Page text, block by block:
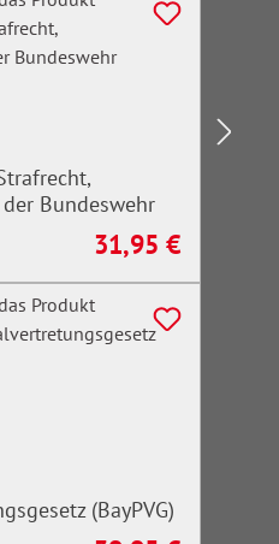
Bundeswehr
Regulärer Preis:
31,95 €
(BayPVG)